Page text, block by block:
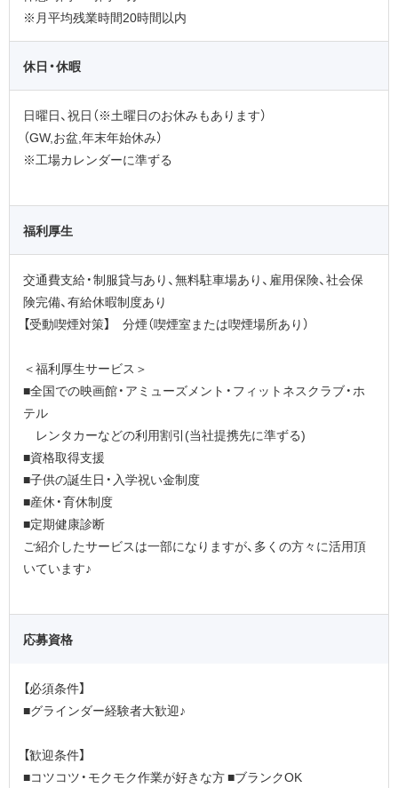
※月平均残業時間20時間以内
休日・休暇
日曜日、祝日（※土曜日のお休みもあります）
（GW,お盆,年末年始休み）
※工場カレンダーに準ずる
福利厚生
交通費支給・制服貸与あり、無料駐車場あり、雇用保険、社会保
険完備、有給休暇制度あり
【受動喫煙対策】 分煙（喫煙室または喫煙場所あり）
＜福利厚生サービス＞
■全国での映画館・アミューズメント・フィットネスクラブ・ホ
テル
レンタカーなどの利用割引(当社提携先に準ずる)
■資格取得支援
■子供の誕生日・入学祝い金制度
■産休・育休制度
■定期健康診断
ご紹介したサービスは一部になりますが、多くの方々に活用頂
いています♪
応募資格
【必須条件】
■グラインダー経験者大歓迎♪
【歓迎条件】
■コツコツ・モクモク作業が好きな方 ■ブランクOK